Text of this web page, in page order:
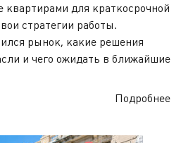
для краткосрочной
стратегии работы.
рынок, какие решения
и чего ожидать в ближайшие
Подробнее